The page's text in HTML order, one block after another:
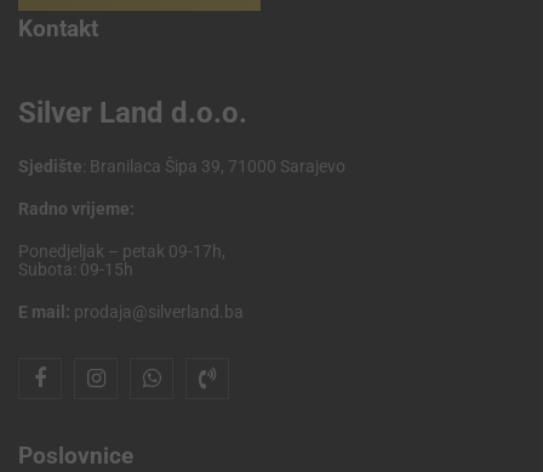
Kontakt
Silver Land d.o.o.
Sjedište: Branilaca Šipa 39, 71000 Sarajevo
Radno vrijeme:
Ponedjeljak – petak 09-17h,
Subota: 09-15h
E mail: prodaja@silverland.ba
Poslovnice